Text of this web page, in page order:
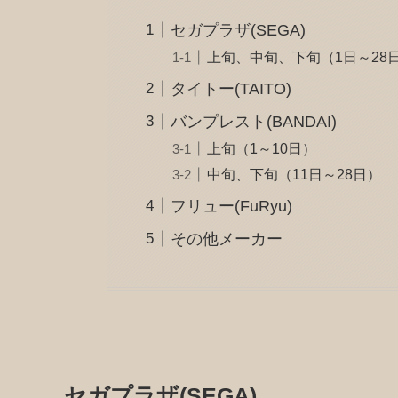
セガプラザ(SEGA)
上旬、中旬、下旬（1日～28
タイトー(TAITO)
バンプレスト(BANDAI)
上旬（1～10日）
中旬、下旬（11日～28日）
フリュー(FuRyu)
その他メーカー